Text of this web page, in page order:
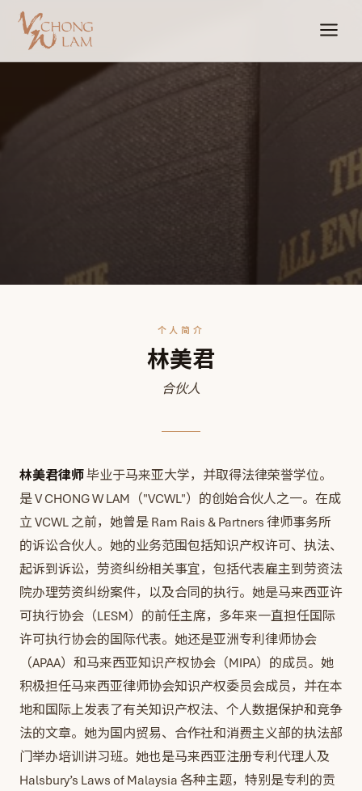
个人简介
林美君
合伙人
林美君律师毕业于马来亚大学，并取得法律荣誉学位。
是 V CHONG W LAM（"VCWL"）的创始合伙人之一。在成
立 VCWL 之前，她曾是 Ram Rais & Partners 律师事务所
的诉讼合伙人。她的业务范围包括知识产权许可、执法、
起诉到诉讼，劳资纠纷相关事宜，包括代表雇主到劳资法
院办理劳资纠纷案件，以及合同的执行。她是马来西亚许
可执行协会（LESM）的前任主席，多年来一直担任国际
许可执行协会的国际代表。她还是亚洲专利律师协会
（APAA）和马来西亚知识产权协会（MIPA）的成员。她
积极担任马来西亚律师协会知识产权委员会成员，并在本
地和国际上发表了有关知识产权法、个人数据保护和竞争
法的文章。她为国内贸易、合作社和消费主义部的执法部
门举办培训讲习班。她也是马来西亚注册专利代理人及
Halsbury’s Laws of Malaysia 各种主题，特别是专利的贡